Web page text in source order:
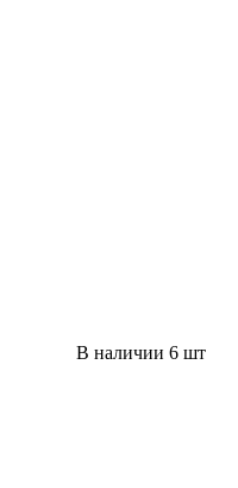
В наличии 6 шт